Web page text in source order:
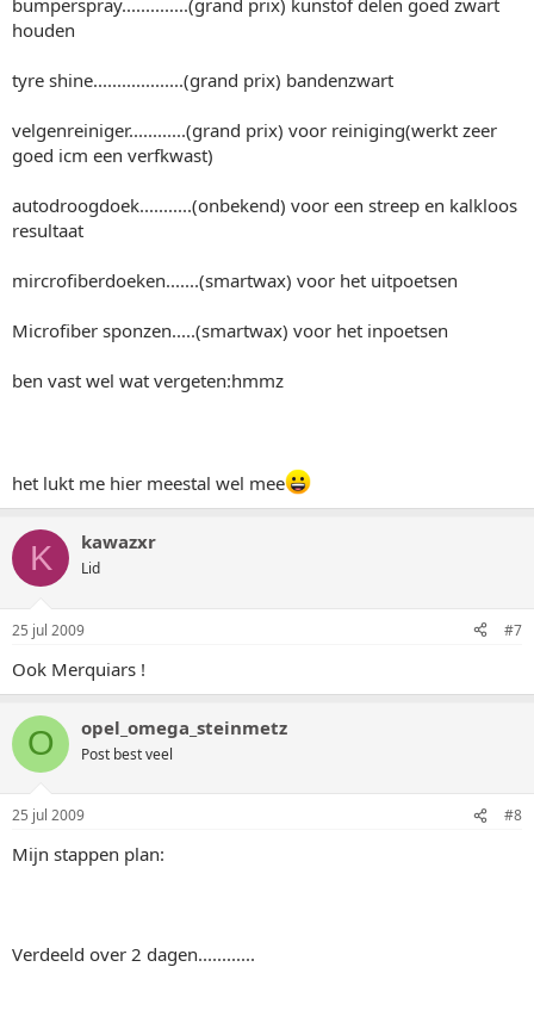
bumperspray..............(grand prix) kunstof delen goed zwart
houden
tyre shine...................(grand prix) bandenzwart
velgenreiniger............(grand prix) voor reiniging(werkt zeer
goed icm een verfkwast)
autodroogdoek...........(onbekend) voor een streep en kalkloos
resultaat
mircrofiberdoeken.......(smartwax) voor het uitpoetsen
Microfiber sponzen.....(smartwax) voor het inpoetsen
ben vast wel wat vergeten:hmmz
het lukt me hier meestal wel mee
K kawazxr
Lid
25 jul 2009 #7
Ook Merquiars !
O opel_omega_steinmetz
Post best veel
25 jul 2009 #8
Mijn stappen plan:
Verdeeld over 2 dagen............